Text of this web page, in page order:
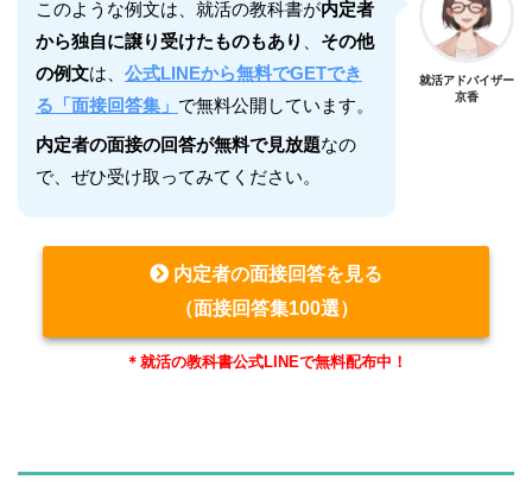
このような例文は、就活の教科書が内定者
から独自に譲り受けたものもあり
その他
の例文は、 公式LINEから無料でGETでき
る「面接回答集」 で無料公開しています。
内定者の面接の回答が無料で見放題なの
で、ぜひ受け取ってみてください。
就活アドバイザー
京香
内定者の面接回答を見る
（面接回答集100選）
＊就活の教科書公式LINEで無料配布中！